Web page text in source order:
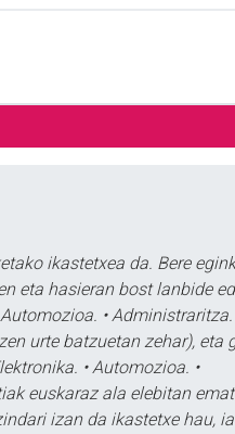
ikastetxea da. Bere
eta hasieran bost lanbide
• Administraritza.
urte batzuetan zehar), eta
• Automozioa. •
euskaraz ala elebitan
izan da ikastetxe hau,